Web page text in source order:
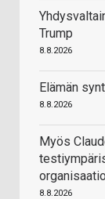
Trump
8.8.2026
Elämän
8.8.2026
Myös
8.8.2026